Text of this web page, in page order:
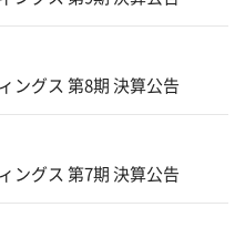
ングス 第8期 決算公告
ングス 第7期 決算公告